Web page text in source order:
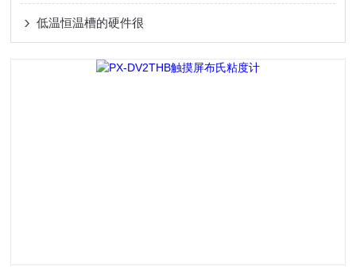
低温恒温槽的硬件很